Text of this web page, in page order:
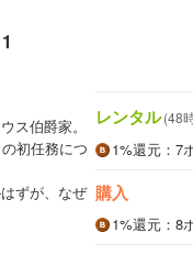
ス伯爵家。
初任務につ
ずが、なぜ
レンタル(48
1%還元 ：7
購入
1%還元 ：8